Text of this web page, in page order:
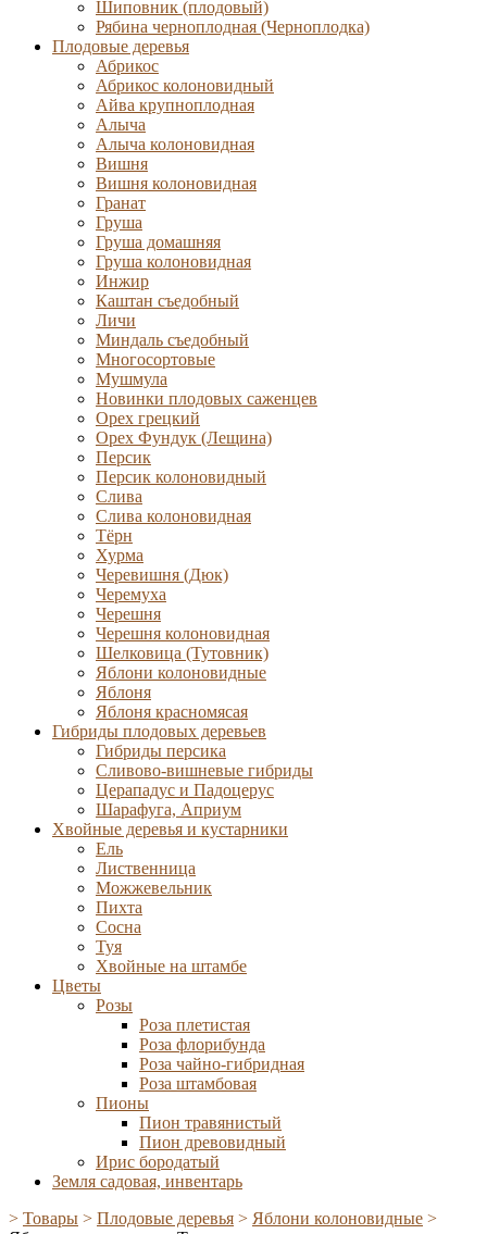
Шиповник (плодовый)
Рябина черноплодная (Черноплодка)
Плодовые деревья
Абрикос
Абрикос колоновидный
Айва крупноплодная
Алыча
Алыча колоновидная
Вишня
Вишня колоновидная
Гранат
Груша
Груша домашняя
Груша колоновидная
Инжир
Каштан съедобный
Личи
Миндаль съедобный
Многосортовые
Мушмула
Новинки плодовых саженцев
Орех грецкий
Орех Фундук (Лещина)
Персик
Персик колоновидный
Слива
Слива колоновидная
Тёрн
Хурма
Черевишня (Дюк)
Черемуха
Черешня
Черешня колоновидная
Шелковица (Тутовник)
Яблони колоновидные
Яблоня
Яблоня красномясая
Гибриды плодовых деревьев
Гибриды персика
Сливово-вишневые гибриды
Церападус и Падоцерус
Шарафуга, Априум
Хвойные деревья и кустарники
Ель
Лиственница
Можжевельник
Пихта
Сосна
Туя
Хвойные на штамбе
Цветы
Розы
Роза плетистая
Роза флорибунда
Роза чайно-гибридная
Роза штамбовая
Пионы
Пион травянистый
Пион древовидный
Ирис бородатый
Земля садовая, инвентарь
> Товары > Плодовые деревья > Яблони колоновидные >